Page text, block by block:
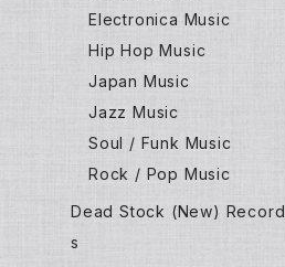
Electronica Music
Hip Hop Music
Japan Music
Jazz Music
Soul / Funk Music
Rock / Pop Music
Dead Stock (New) Record
s